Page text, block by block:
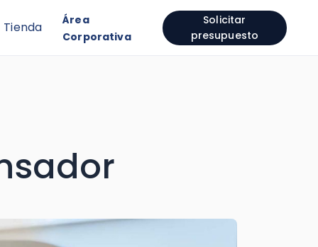
Tienda
Área
Corporativa
Solicitar
presupuesto